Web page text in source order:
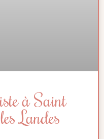
à Saint
Landes